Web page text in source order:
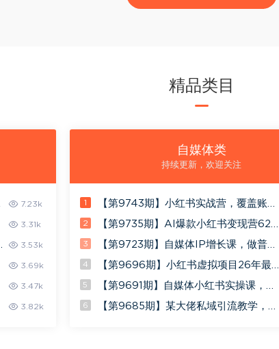
精品类目
7.23k
3.31k
3.53k
3.69k
3.47k
3.82k
自媒体类
持续更新，欢迎关注
1
【第9743期】小红书实战营，覆盖账号
定位、爆款短视频策划到实操落地全流程
2
【第9735期】AI爆款小红书变现营62期
2026年5月，AI赋能，45天掌握小红书
变现全流程
3
【第9723期】自媒体IP增长课，做普通
人最需要的自动成交提效系统
4
【第9696期】小红书虚拟项目26年最新
玩法，全程AI自动操作，矩阵操作月入1
W＋【揭秘】
5
【第9691期】自媒体小红书实操课，助
你引爆实体店流量
6
【第9685期】某大佬私域引流教学，各